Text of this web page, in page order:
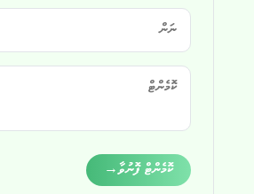
ކޮމެންޓް ފޮނުވާ→